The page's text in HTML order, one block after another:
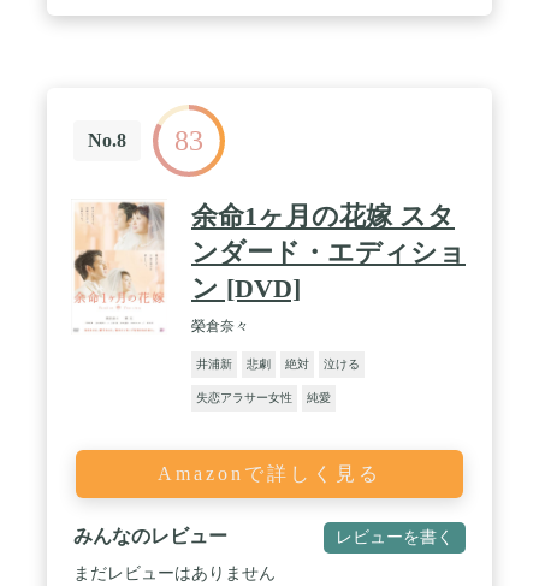
No.8 83
余命1ヶ月の花嫁 スタ
ンダード・エディショ
ン [DVD]
榮倉奈々
井浦新 悲劇 絶対 泣ける
失恋アラサー女性 純愛
Amazonで詳しく見る
みんなのレビュー レビューを書く
まだレビューはありません